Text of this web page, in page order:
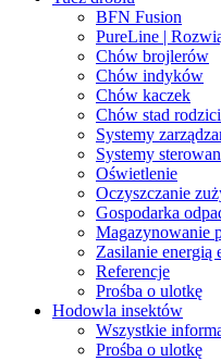
BFN Fusion
PureLine |
Chów brojlerów
Chów indyków
Chów kaczek
Chów stad
Systemy
Systemy
Oświetlenie
Oczyszczanie
Gospodarka
Magazynowanie
Zasilanie energią
Referencje
Prośba o ulotkę
Hodowla insektów
Wszystkie
Prośba o ulotkę